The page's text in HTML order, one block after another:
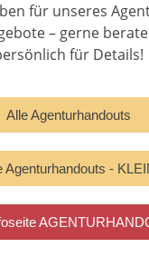
für unseres
– gerne
für Details!
Alle Agenturhandouts
Agenturhandouts -